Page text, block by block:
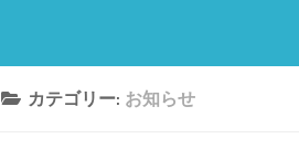
カテゴリー: お知らせ